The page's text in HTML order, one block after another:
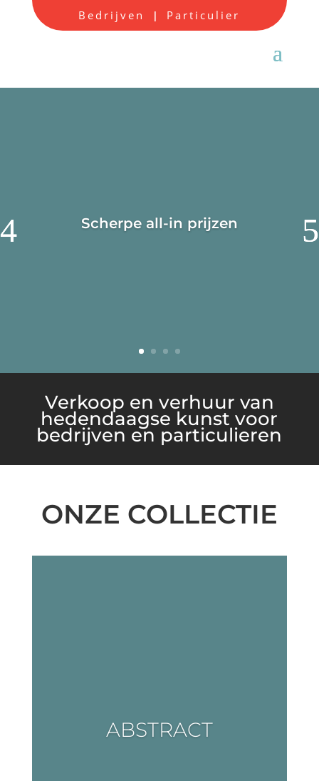
Bedrijven | Particulier
Scherpe all-in prijzen
Verkoop en verhuur van
hedendaagse kunst voor
bedrijven en particulieren
ONZE COLLECTIE
ABSTRACT